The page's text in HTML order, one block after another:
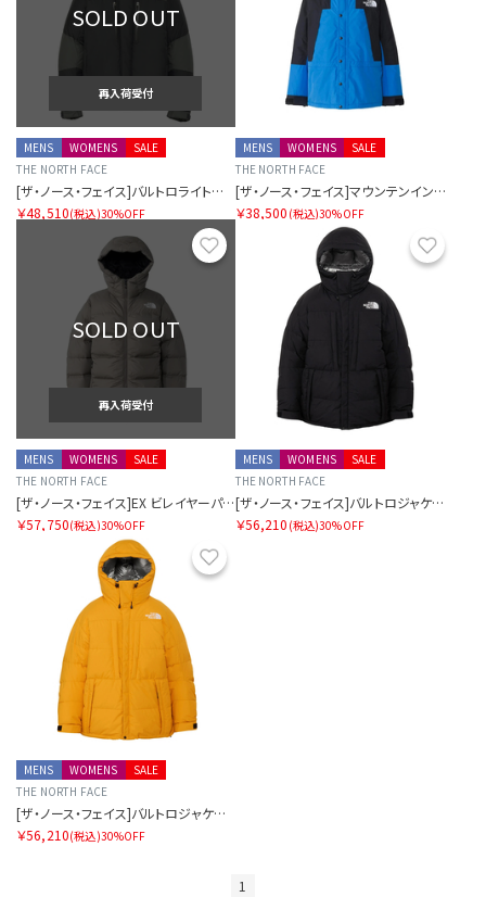
SOLD OUT
再入荷受付
SALE
MENS
WOMENS
THE NORTH FACE
[ザ・ノース・フェイス]バルトロライトジャケット
￥48,510(税込)30%OFF
SALE
MENS
WOMENS
THE NORTH FACE
[ザ・ノース・フェイス]マウンテンインサレーションジャケット
￥38,500 (税込)30%OFF
お気に入り
SOLD OUT
再入荷受付
SALE
MENS
WOMENS
THE NORTH FACE
[ザ・ノース・フェイス]EX ビレイヤーパーカ（ユニセックス）
￥57,750(税込)30%OFF
SALE
MENS
WOMENS
THE NORTH FACE
[ザ・ノース・フェイス]バルトロジャケット（ユニセックス）
￥56,210 (税込)30%OFF
お気に入り
SALE
MENS
WOMENS
THE NORTH FACE
[ザ・ノース・フェイス]バルトロジャケット（ユニセックス）
￥56,210(税込)30%OFF
1